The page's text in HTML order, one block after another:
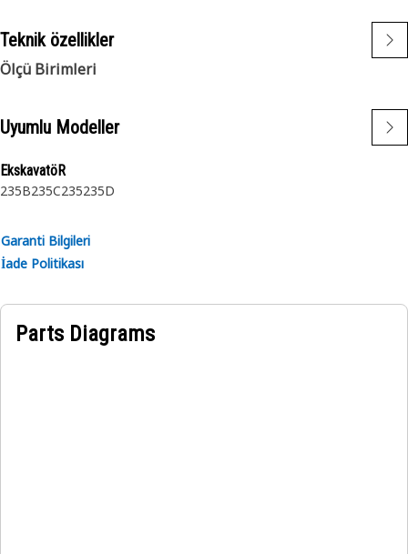
Teknik özellikler
Ölçü Birimleri
Uyumlu Modeller
EkskavatöR
235B235C235235D
Garanti Bilgileri
İade Politikası
Parts Diagrams